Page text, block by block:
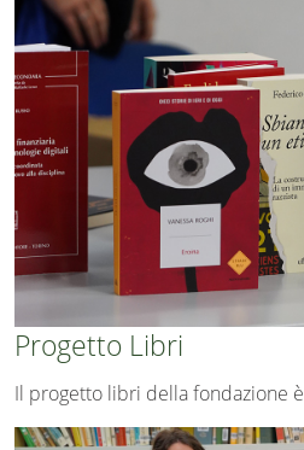
Progetto Libri
Il progetto libri della fondazione è